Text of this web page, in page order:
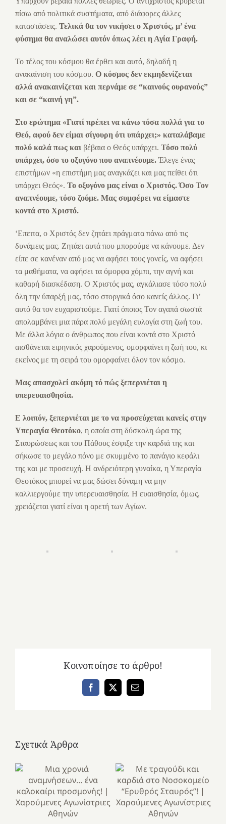
πίσω από πολιτικά συστήματα, από διάφορες άλλες
καταστάσεις. Τελικά θα τον νικήσει ο Χριστός, μ’ ένα
φύσημα θα αναλώσει αυτόν όπως λέει η Αγία Γραφή.
Το τέλος του κόσμου θα έρθει και αυτό, δηλαδή η
ανακαίνιση του κόσμου. Ο κόσμος δεν εκμηδενίζεται
αλλά ανακαινίζεται και περνάμε σε “καινούς ουρανούς”
και σε “καινή γη”.
Στο ερώτημα «Γιατί πρέπει να κάνω τόσα πολλά για το
Θεό, αφού δεν είμαι σίγουρη ότι υπάρχει;» καταλάβαμε
πολύ καλά πως και βέβαια ο Θεός υπάρχει. Τόσο πολύ
υπάρχει, όσο το οξυγόνο που αναπνέουμε.Έλεγε ένας
επιστήμων «η επιστήμη μας αναγκάζει και μας πείθει ότι
υπάρχει Θεός». Το οξυγόνο μας είναι ο Χριστός. Όσο Τον
αναπνέουμε, τόσο ζούμε. Μας συμφέρει να είμαστε
κοντά στο Χριστό.
‘Επειτα, ο Χριστός δεν ζητάει πράγματα πάνω από τις
δυνάμεις μας. Ζητάει αυτά που μπορούμε να κάνουμε. Δεν
είπε σε κανέναν από μας να αφήσει τους γονείς, να αφήσει
τα μαθήματα, να αφήσει τα όμορφα χόμπι, την αγνή και
καθαρή διασκέδαση. Ο Χριστός μας, αγκάλιασε τόσο πολύ
όλη την ύπαρξή μας, τόσο στοργικά όσο κανείς άλλος. Γι’
αυτό θα τον ευχαριστούμε. Γιατί όποιος Τον αγαπά σωστά
απολαμβάνει μια πάρα πολύ μεγάλη ευλογία στη ζωή του.
Με άλλα λόγια ο άνθρωπος που είναι κοντά στο Χριστό
αισθάνεται ειρηνικός χαρούμενος, ομορφαίνει η ζωή του, κι
εκείνος με τη σειρά του ομορφαίνει όλον τον κόσμο.
Μας απασχολεί ακόμη τό πώς ξεπερνιέται η
υπερευαισθησία.
Ε λοιπόν, ξεπερνιέται με το να προσεύχεται κανείς στην
Υπεραγία Θεοτόκο, η οποία στη δύσκολη ώρα της
Σταυρώσεως και του Πάθους έσφιξε την καρδιά της και
σήκωσε το μεγάλο πόνο με σκυμμένο το πανάγιο κεφάλι
της και με προσευχή. Η ανδρειότερη γυναίκα, η Υπεραγία
Θεοτόκος μπορεί να μας δώσει δύναμη να μην
καλλιεργούμε την υπερευαισθησία. Η ευαισθησία, όμως,
χρειάζεται γιατί είναι η αρετή των Αγίων.
Κοινοποίησε το άρθρο!
Facebook
X Email
Σχετικά Άρθρα